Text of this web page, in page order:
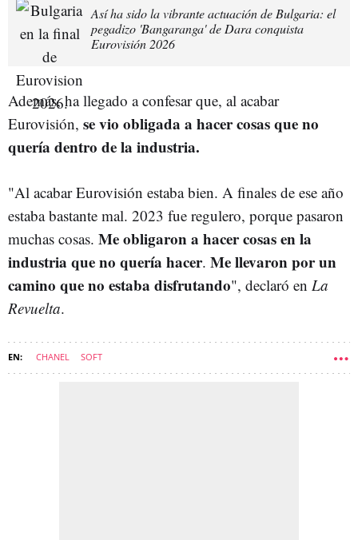
Así ha sido la vibrante actuación de Bulgaria: el
pegadizo 'Bangaranga' de Dara conquista
Eurovisión 2026
Además, ha llegado a confesar que, al acabar
Eurovisión, se vio obligada a hacer cosas que no
quería dentro de la industria.
"Al acabar Eurovisión estaba bien. A finales de ese año
estaba bastante mal. 2023 fue regulero, porque pasaron
muchas cosas. Me obligaron a hacer cosas en la
industria que no quería hacer. Me llevaron por un
camino que no estaba disfrutando", declaró en La
Revuelta.
CHANEL SOFT